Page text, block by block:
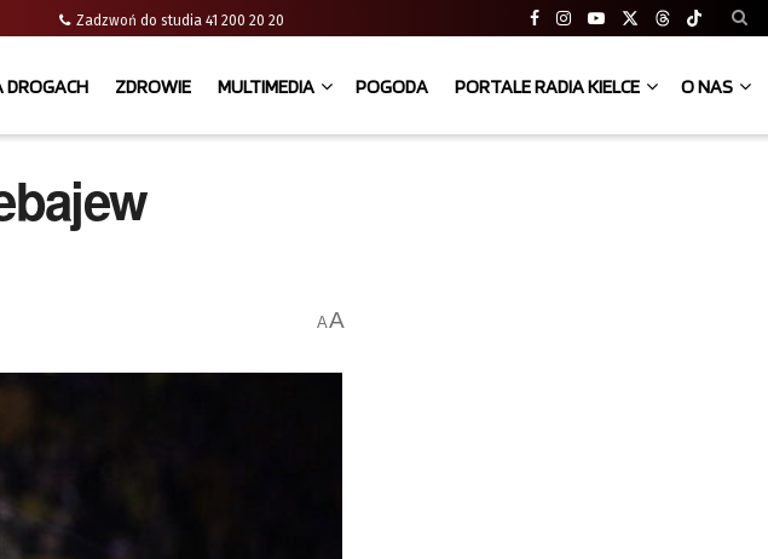
MHz Zadzwoń do studia 41 200 20 20
DROGACH ZDROWIE MULTIMEDIA POGODA PORTALE RADIA KIELCE O NAS
AA